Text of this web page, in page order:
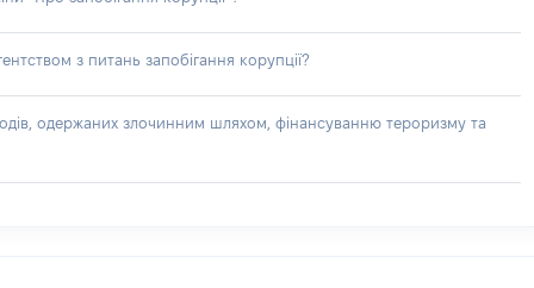
з питань запобігання корупції?
одержаних злочинним шляхом, фінансуванню тероризму та